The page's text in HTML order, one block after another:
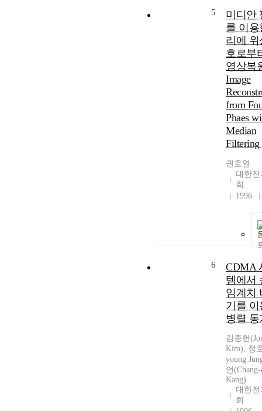
5
미디안
를 이용
리에 위
호로부
영상복
Image
from
Phaes
Median
Filtering
권호열
대한
회
1996
6
CDMA
템에서
임계치
기를 이
병렬 동
김종헌
Kim), 정
young
언(Chang-
Kang)
대한
회